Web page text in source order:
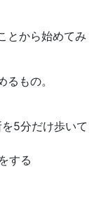
とから始めてみ
もの。
5分だけ歩いて
する